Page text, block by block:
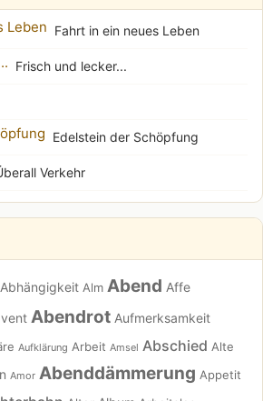
Fahrt in ein neues Leben
Frisch und lecker...
Edelstein der Schöpfung
Verkehr
Abhängigkeit Alm Abend Affe
Abendrot Aufmerksamkeit
Aufklärung Arbeit Amsel Abschied Alte
Amor Abenddämmerung Appetit